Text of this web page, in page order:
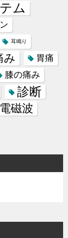
ム
耳鳴り
み 胃痛
膝の痛み
診断
電磁波